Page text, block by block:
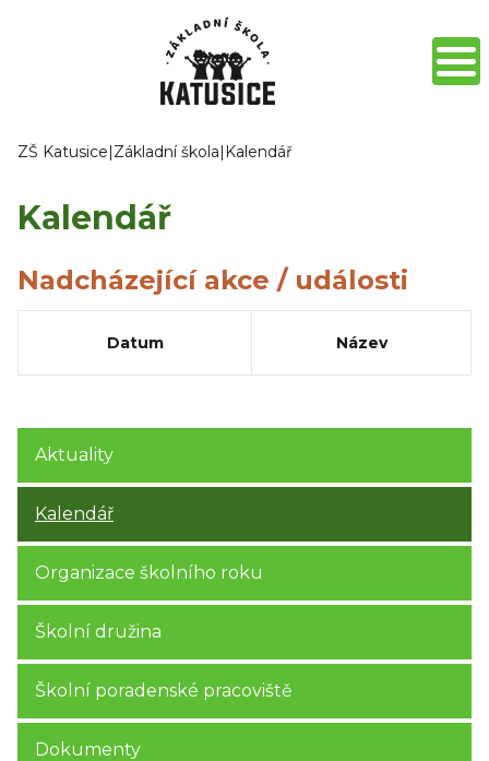
ZŠ Katusice|Základní škola| Kalendář
Kalendář
Nadcházející akce / události
Datum Název
Aktuality
Kalendář
Organizace školního roku
Školní družina
Školní poradenské pracoviště
Dokumenty